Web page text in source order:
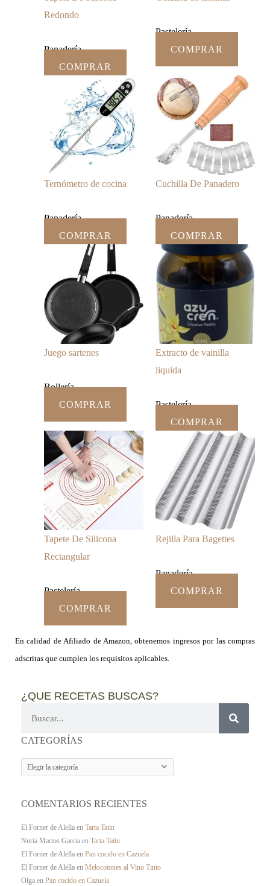
Redondo
Panadería
COMPRAR
Pastelería
COMPRAR
Ternómetro de cocina
Panadería
COMPRAR
Cuchilla De Panadero
Panadería
COMPRAR
Juego sartenes
Bollería
COMPRAR
Extracto de vainilla
liquida
Pastelería
COMPRAR
Tapete De Silicona
Rectangular
Pastelería
COMPRAR
Rejilla Para Bagettes
Panadería
COMPRAR
En calidad de Afiliado de Amazon, obtenemos ingresos por las compras
adscritas que cumplen los requisitos aplicables.
¿QUE RECETAS BUSCAS?
CATEGORÍAS
CATEGORÍAS
COMENTARIOS RECIENTES
El Forner de Alella en Tarta Tatin
Nuria Martos Garcia en Tarta Tatin
El Forner de Alella en Pan cocido en Cazuela
El Forner de Alella en Melocotones al Vino Tinto
Olga en Pan cocido en Cazuela